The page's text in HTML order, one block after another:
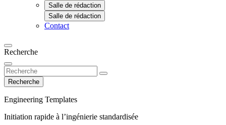
Salle de rédaction
Salle de rédaction
Contact
Recherche
Recherche
Engineering Templates
Initiation rapide à l’ingénierie standardisée